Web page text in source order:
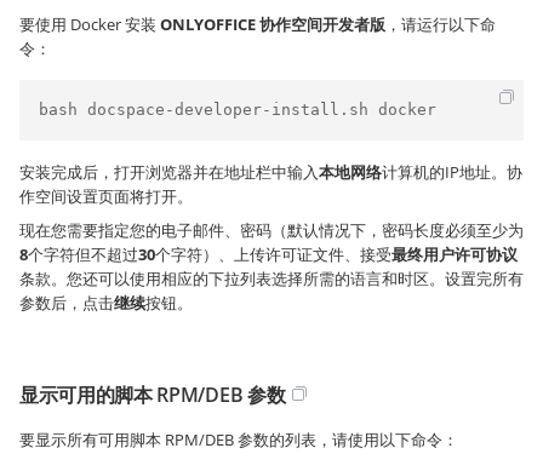
要使用 Docker 安装 ONLYOFFICE 协作空间开发者版 ，请运行以下命
令：
bash docspace-developer-install.sh docker
安装完成后，打开浏览器并在地址栏中输入本地网络计算机的IP地址。协
作空间设置页面将打开。
现在您需要指定您的电子邮件、密码（默认情况下，密码长度必须至少为
8个字符但不超过30个字符）、上传许可证文件、接受最终用户许可协议
条款。您还可以使用相应的下拉列表选择所需的语言和时区。设置完所有
参数后，点击继续按钮。
显示可用的脚本 RPM/DEB 参数
要显示所有可用脚本 RPM/DEB 参数的列表，请使用以下命令：